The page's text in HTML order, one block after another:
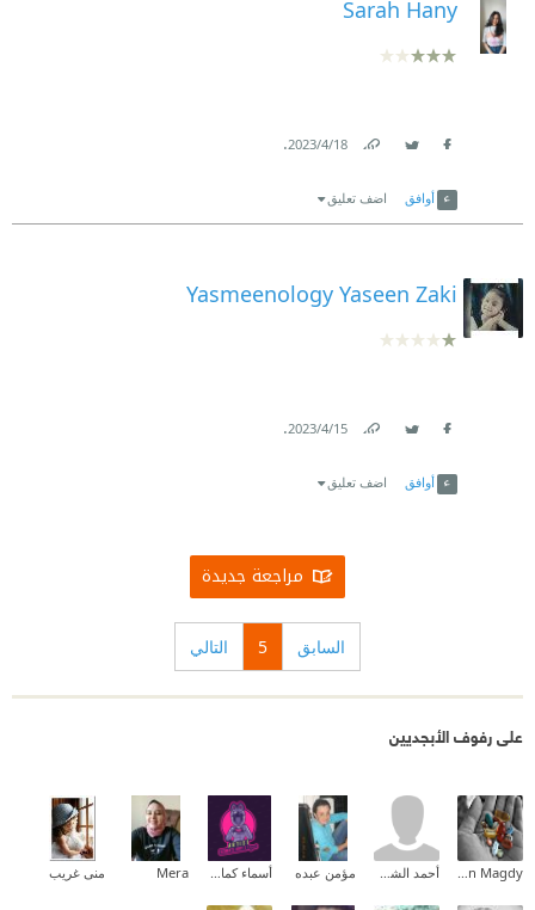
Sarah Hany
18‏/4‏/2023
.
أوافق اضف تعليق
Yasmeenology Yaseen Zaki
15‏/4‏/2023
.
أوافق اضف تعليق
مراجعة جديدة
السابق 5 التالي
على رفوف الأبجديين
Yasmin Magdy أحمد الشريف مؤمن عبده أسماء كمال مروات Mera منى غريب